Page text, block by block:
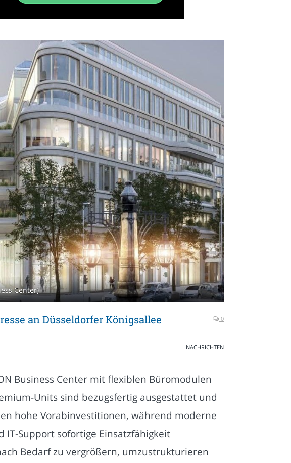
Center)
an Düsseldorfer Königsallee 0
NACHRICHTEN
Business Center mit flexiblen Büromodulen
Units sind bezugsfertig ausgestattet und
hohe Vorabinvestitionen, während moderne
IT-Support sofortige Einsatzfähigkeit
Bedarf zu vergrößern, umzustrukturieren